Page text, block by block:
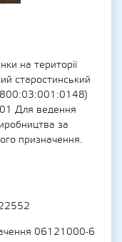
на території
старостинський
Для ведення
за
призначення.
06121000-6